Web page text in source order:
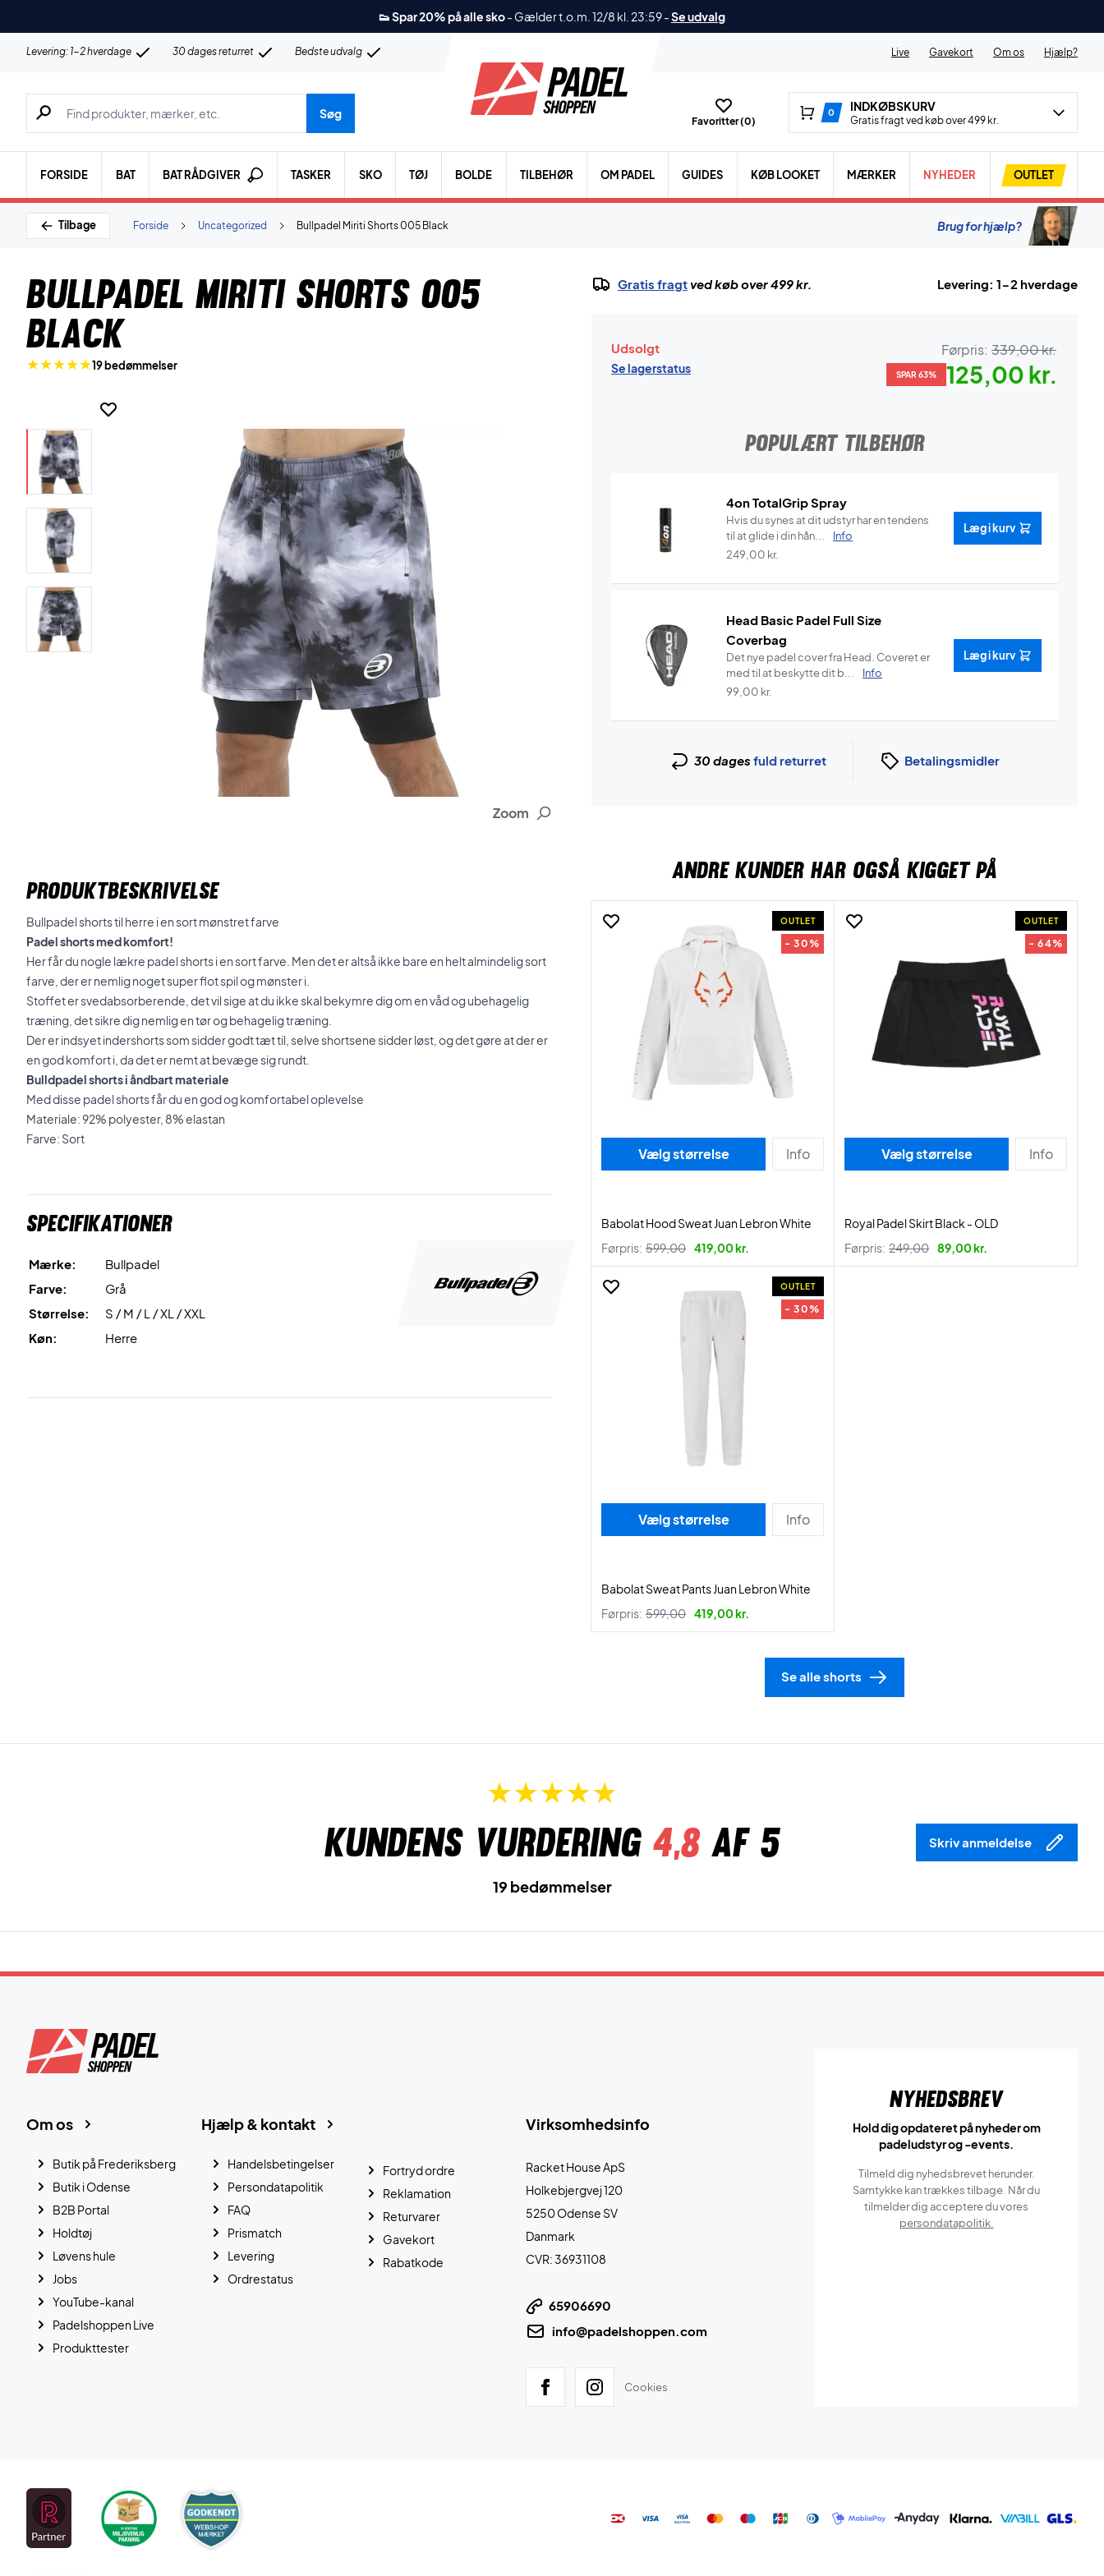
👟 Spar 20% på alle sko- Gælder t.o.m. 12/8 kl. 23:59-Se udvalg
Levering: 1-2 hverdage 30 dages returret Bedste udvalg Live Gavekort Om os Hjælp?
Søg efter produkter, mærker etc.
Søg
Favoritter (0)
0 INDKØBSKURV
Gratis fragt ved køb over 499 kr.
FORSIDE BAT BAT RÅDGIVER TASKER SKO TØJ BOLDE TILBEHØR OM PADEL GUIDES KØB LOOKET MÆRKER NYHEDER OUTLET
Tilbage Bullpadel Miriti Shorts 005 Black
Uncategorized
Forside Brug for hjælp?
Bullpadel Miriti Shorts 005
Black
19 bedømmelser
Zoom
PRODUKTBESKRIVELSE
Bullpadel shorts til herre i en sort mønstret farve
Padel shorts med komfort!
Her får du nogle lækre padel shorts i en sort farve. Men det er altså ikke bare en helt almindelig sort
farve, der er nemlig noget super flot spil og mønster i.
Stoffet er svedabsorberende, det vil sige at du ikke skal bekymre dig om en våd og ubehagelig
træning, det sikre dig nemlig en tør og behagelig træning.
Der er indsyet indershorts som sidder godt tæt til, selve shortsene sidder løst, og det gøre at der er
en god komfort i, da det er nemt at bevæge sig rundt.
Bulldpadel shorts i åndbart materiale
Med disse padel shorts får du en god og komfortabel oplevelse
Materiale: 92% polyester, 8% elastan
Farve: Sort
Specifikationer
Mærke:
Bullpadel
Farve:
Grå
Størrelse:
S / M / L / XL / XXL
Køn:
Herre
Gratis fragtved køb over 499 kr. Levering: 1-2 hverdage
Udsolgt
Se lagerstatus
Førpris: 339,00 kr.
SPAR 63% 125,00 kr.
POPULÆRT TILBEHØR
4on TotalGrip Spray
Hvis du synes at dit udstyr har en tendens
til at glide i din hån...
Info
249,00 kr.
Læg i kurv
Head Basic Padel Full Size
Coverbag
Det nye padel cover fra Head. Coveret er
med til at beskytte dit b...
Info
99,00 kr.
Læg i kurv
30 dages fuld returret Betalingsmidler
ANDRE KUNDER HAR OGSÅ KIGGET PÅ
OUTLET
- 30%
Vælg størrelse Info
Babolat Hood Sweat Juan Lebron White
Førpris: 599,00 419,00 kr.
OUTLET
- 64%
Vælg størrelse Info
Royal Padel Skirt Black - OLD
Førpris: 249,00 89,00 kr.
OUTLET
- 30%
Vælg størrelse Info
Babolat Sweat Pants Juan Lebron White
Førpris: 599,00 419,00 kr.
Se alle shorts
Kundens vurdering 4,8 af 5 Skriv anmeldelse
19 bedømmelser
Virksomhedsinfo
Racket House ApS
Holkebjergvej 120
5250 Odense SV
Danmark
CVR: 36931108
65906690
info@padelshoppen.com
Cookies
Hjælp & kontakt
Handelsbetingelser
Persondatapolitik
FAQ
Prismatch
Levering
Ordrestatus
Fortryd ordre
Reklamation
Returvarer
Gavekort
Rabatkode
Om os
Butik på Frederiksberg
Butik i Odense
B2B Portal
Holdtøj
Løvens hule
Jobs
YouTube-kanal
Padelshoppen Live
Produkttester
Nyhedsbrev
Hold dig opdateret på nyheder om
padeludstyr og -events.
Tilmeld dig nyhedsbrevet herunder.
Samtykke kan trækkes tilbage. Når du
tilmelder dig acceptere du vores
persondatapolitik.